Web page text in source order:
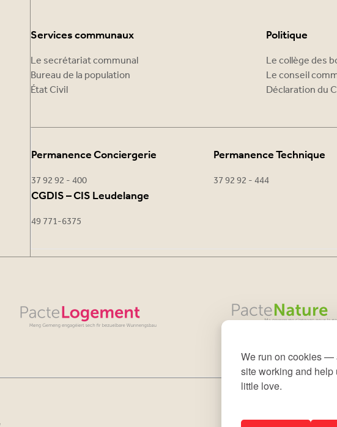
We run on cookies —
site working and help
little love.
Services communaux
Le secrétariat communal
Bureau de la population
État Civil
Politique
Le collège des
Le conseil
Déclaration du
Permanence Conciergerie
37 92 92 - 400
Permanence Technique
37 92 92 - 444
CGDIS – CIS Leudelange
49 771-6375